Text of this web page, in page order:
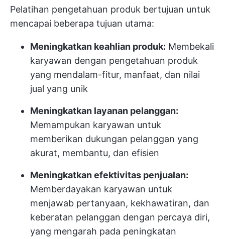
Pelatihan pengetahuan produk bertujuan untuk
mencapai beberapa tujuan utama:
Meningkatkan keahlian produk: Membekali
karyawan dengan pengetahuan produk
yang mendalam-fitur, manfaat, dan nilai
jual yang unik
Meningkatkan layanan pelanggan:
Memampukan karyawan untuk
memberikan dukungan pelanggan yang
akurat, membantu, dan efisien
Meningkatkan efektivitas penjualan:
Memberdayakan karyawan untuk
menjawab pertanyaan, kekhawatiran, dan
keberatan pelanggan dengan percaya diri,
yang mengarah pada peningkatan